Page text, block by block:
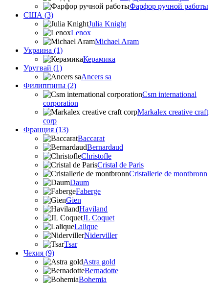
Фарфор ручной работы
США (3)
Julia Knight
Lenox
Michael Aram
Украина (1)
Керамика
Уругвай (1)
Ancers sa
Филиппины (2)
Csm international
corporation
Markalex creative craft
corp
Франция (13)
Baccarat
Bernardaud
Christofle
Cristal de Paris
Cristallerie de montbronn
Daum
Faberge
Gien
Haviland
JL Coquet
Lalique
Niderviller
Tsar
Чехия (9)
Astra gold
Bernadotte
Bohemia